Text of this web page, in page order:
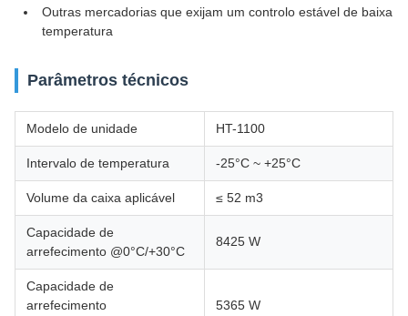
Outras mercadorias que exijam um controlo estável de baixa
temperatura
Parâmetros técnicos
Modelo de unidade HT-1100
Intervalo de temperatura -25°C ~ +25°C
Volume da caixa aplicável ≤ 52 m3
Capacidade de
arrefecimento @0°C/+30°C
8425 W
Capacidade de
arrefecimento
5365 W